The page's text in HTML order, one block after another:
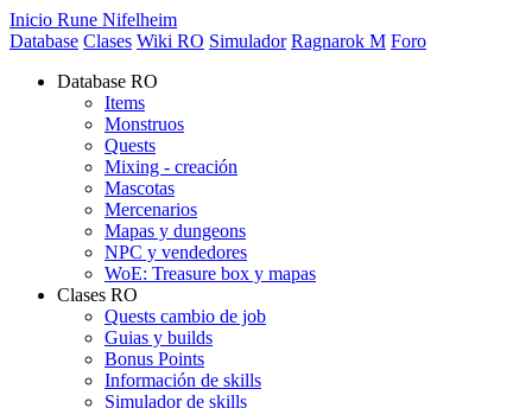
Inicio Rune Nifelheim
Database Clases Wiki RO Simulador Ragnarok M Foro
Database RO
Items
Monstruos
Quests
Mixing - creación
Mascotas
Mercenarios
Mapas y dungeons
NPC y vendedores
WoE: Treasure box y mapas
Clases RO
Quests cambio de job
Guias y builds
Bonus Points
Información de skills
Simulador de skills